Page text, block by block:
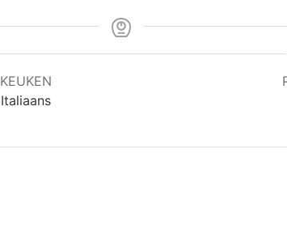
KEUKEN
Italiaans